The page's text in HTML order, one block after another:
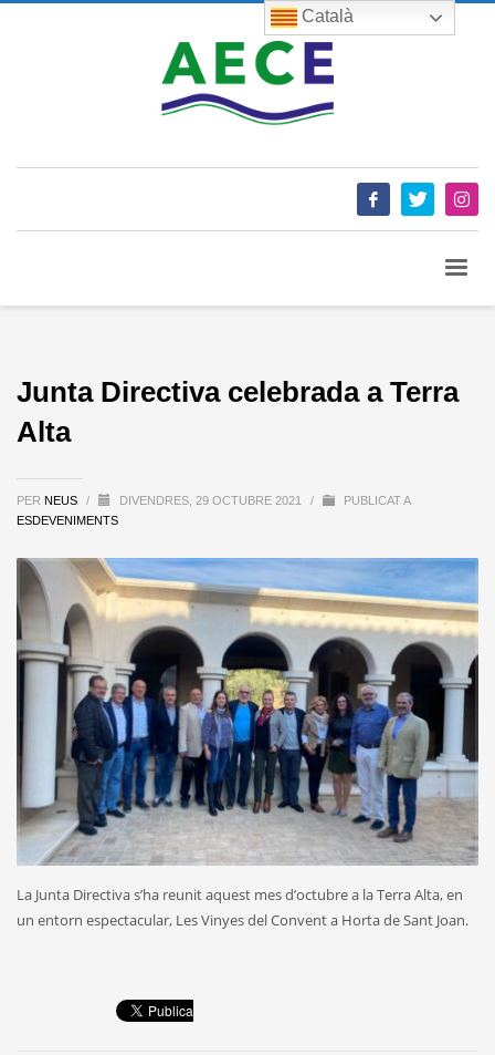
Junta Directiva celebrada a Terra
Alta
PER NEUS / DIVENDRES, 29 OCTUBRE 2021 /
PUBLICAT A
ESDEVENIMENTS
La Junta Directiva s’ha reunit aquest mes d’octubre a la Terra Alta, en
un entorn espectacular, Les Vinyes del Convent a Horta de Sant Joan.
Català